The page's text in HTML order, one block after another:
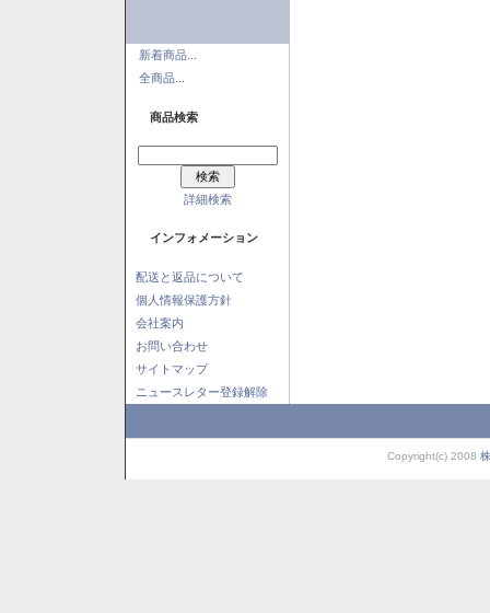
新着商品...
全商品...
商品検索
詳細検索
インフォメーション
配送と返品について
個人情報保護方針
会社案内
お問い合わせ
サイトマップ
ニュースレター登録解除
Copyright(c) 2008